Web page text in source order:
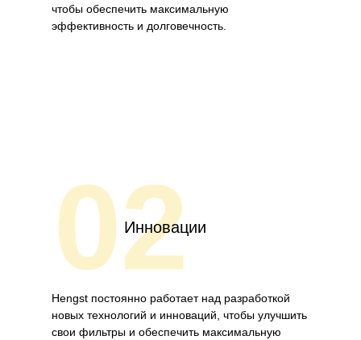
чтобы обеспечить максимальную
эффективность и долговечность.
02
Инновации
Hengst постоянно работает над разработкой
новых технологий и инноваций, чтобы улучшить
свои фильтры и обеспечить максимальную